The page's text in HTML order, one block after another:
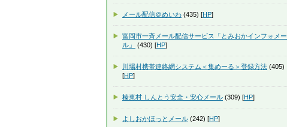
メール配信＠めいわ (435) [HP]
富岡市一斉メール配信サービス「とみおかインフォメー
ル」
(430) [HP]
川場村携帯連絡網システム＜集めーる＞登録方法 (405)
[HP]
榛東村 しんとう安全・安心メール (309) [HP]
よしおかほっとメール (242) [HP]